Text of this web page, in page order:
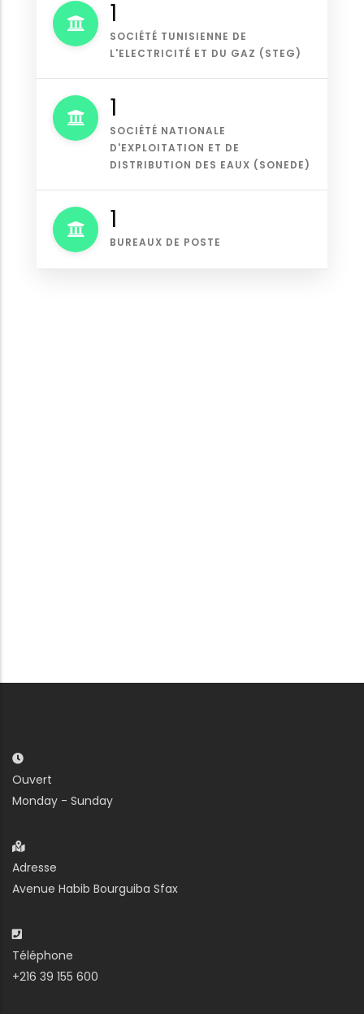
1
SOCIÉTÉ TUNISIENNE DE
L'ELECTRICITÉ ET DU GAZ (STEG)
1
SOCIÉTÉ NATIONALE
D'EXPLOITATION ET DE
DISTRIBUTION DES EAUX (SONEDE)
2
BUREAUX DE POSTE
Ouvert
Monday - Sunday
Adresse
Avenue Habib Bourguiba Sfax
Téléphone
+216 39 155 600